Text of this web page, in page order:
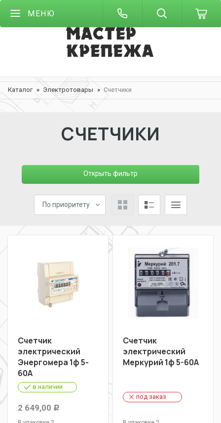
МЕНЮ
Каталог Электротовары Счетчики
СЧЕТЧИКИ
Открыть фильтр
По приоритету
Счетчик
электрический
Энергомера 1ф 5-
60А
в наличии
2 649,00 Р
Счетчик
электрический
Меркурий 1ф 5-60А
под заказ